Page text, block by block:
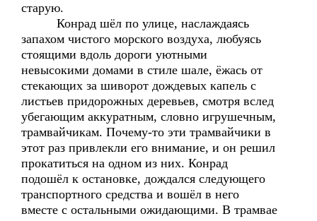
старую.
Конрад шёл по улице, наслаждаясь
запахом чистого морского воздуха, любуясь
стоящими вдоль дороги уютными
невысокими домами в стиле шале, ёжась от
стекающих за шиворот дождевых капель с
листьев придорожных деревьев, смотря вслед
убегающим аккуратным, словно игрушечным,
трамвайчикам. Почему-то эти трамвайчики в
этот раз привлекли его внимание, и он решил
прокатиться на одном из них. Конрад
подошёл к остановке, дождался следующего
транспортного средства и вошёл в него
вместе с остальными ожидающими. В трамвае